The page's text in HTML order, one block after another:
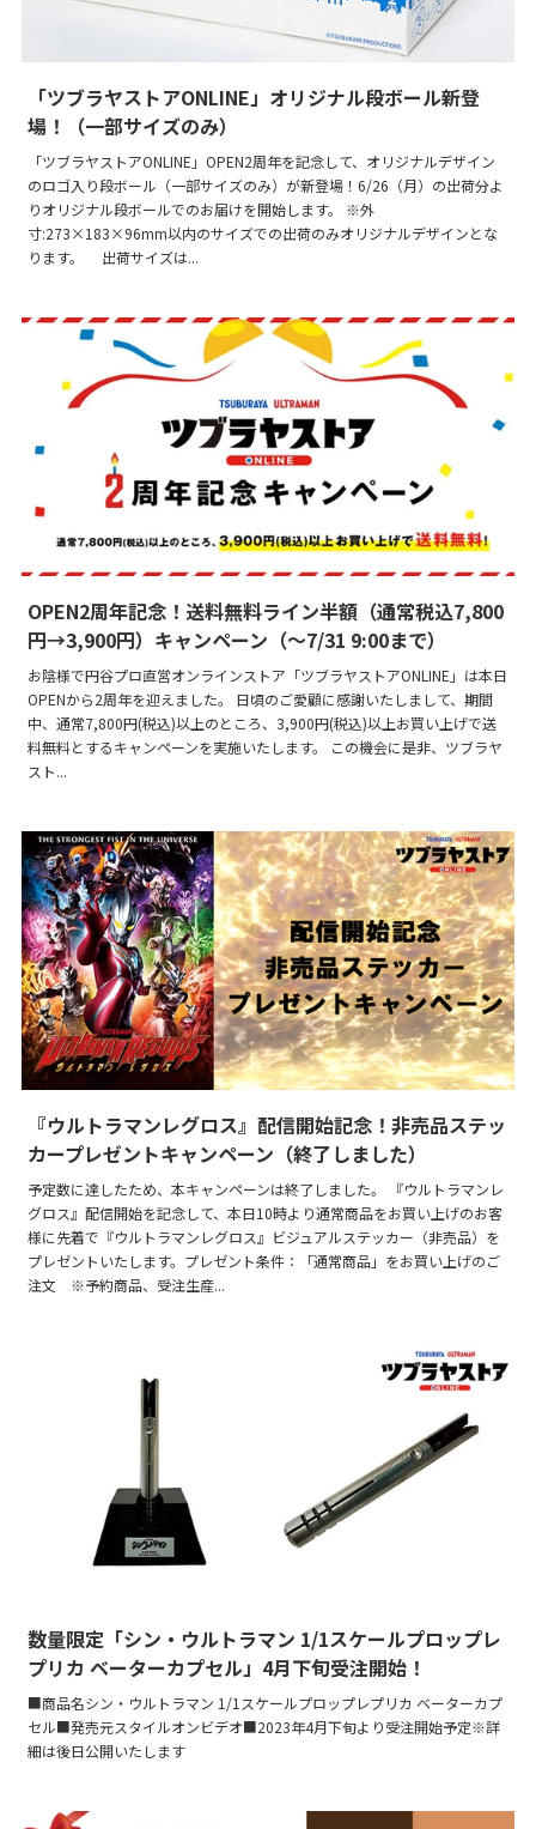
「ツブラヤストアONLINE」オリジナル段ボール新登
場！（一部サイズのみ）
「ツブラヤストアONLINE」OPEN2周年を記念して、オリジナルデザイン
のロゴ入り段ボール（一部サイズのみ）が新登場！6/26（月）の出荷分よ
りオリジナル段ボールでのお届けを開始します。 ※外
寸:273×183×96mm以内のサイズでの出荷のみオリジナルデザインとな
ります。 出荷サイズは...
OPEN2周年記念！送料無料ライン半額（通常税込7,800
円→3,900円）キャンペーン（～7/31 9:00まで）
お陰様で円谷プロ直営オンラインストア「ツブラヤストアONLINE」は本日
OPENから2周年を迎えました。 日頃のご愛顧に感謝いたしまして、期間
中、通常7,800円(税込)以上のところ、3,900円(税込)以上お買い上げで送
料無料とするキャンペーンを実施いたします。 この機会に是非、ツブラヤ
スト...
『ウルトラマンレグロス』配信開始記念！非売品ステッ
カープレゼントキャンペーン（終了しました）
予定数に達したため、本キャンペーンは終了しました。 『ウルトラマンレ
グロス』配信開始を記念して、本日10時より通常商品をお買い上げのお客
様に先着で『ウルトラマンレグロス』ビジュアルステッカー（非売品）を
プレゼントいたします。プレゼント条件：「通常商品」をお買い上げのご
注文 ※予約商品、受注生産...
数量限定「シン・ウルトラマン 1/1スケールプロップレ
プリカ ベーターカプセル」4月下旬受注開始！
■商品名シン・ウルトラマン 1/1スケールプロップレプリカ ベーターカプ
セル■発売元スタイルオンビデオ■2023年4月下旬より受注開始予定※詳
細は後日公開いたします